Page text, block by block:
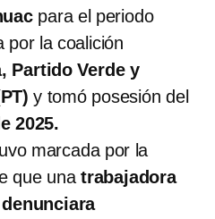
para el periodo
por la coalición
Partido Verde y
y tomó posesión del
2025.
marcada por la
que unatrabajadora